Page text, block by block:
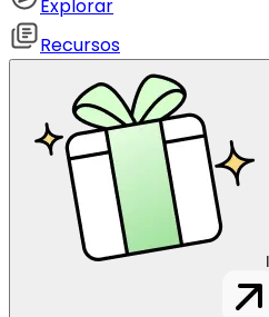
Explorar
Recursos